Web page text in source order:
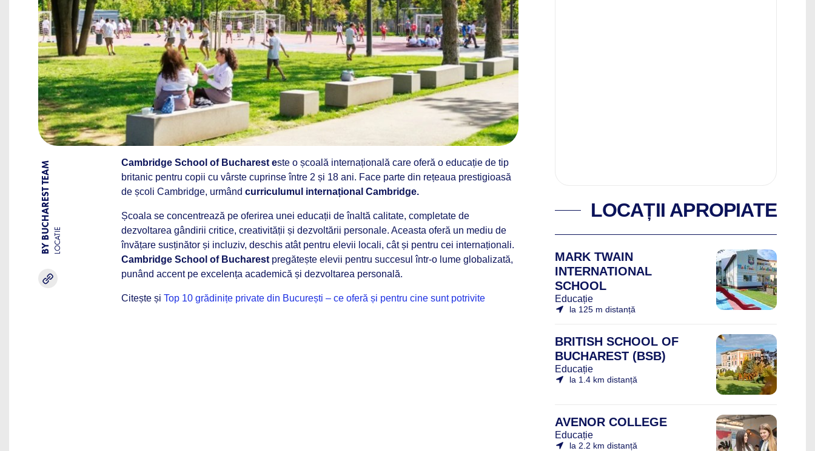
BY BUCHAREST TEAM LOCATIE
Cambridge School of Bucharest este o școală internațională care oferă o educație de tip
britanic pentru copii cu vârste cuprinse între 2 și 18 ani. Face parte din rețeaua prestigioasă
de școli Cambridge, urmând curriculumul internațional Cambridge.
Școala se concentrează pe oferirea unei educații de înaltă calitate, completate de
dezvoltarea gândirii critice, creativității și dezvoltării personale. Aceasta oferă un mediu de
învățare susținător și incluziv, deschis atât pentru elevii locali, cât și pentru cei internaționali.
Cambridge School of Bucharest pregătește elevii pentru succesul într-o lume globalizată,
punând accent pe excelența academică și dezvoltarea personală.
Citește și Top 10 grădinițe private din București – ce oferă și pentru cine sunt potrivite
LOCAȚII APROPIATE
MARK TWAIN
INTERNATIONAL
SCHOOL
Educație
la 125 m distanță
BRITISH SCHOOL OF
BUCHAREST (BSB)
Educație
la 1.4 km distanță
AVENOR COLLEGE
Educație
la 2.2 km distanță